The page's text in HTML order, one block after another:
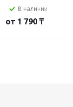
В наличии
от 1 790 ₸